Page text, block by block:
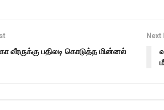
வீரருக்கு பதிலடி கொடுத்த மின்னல்